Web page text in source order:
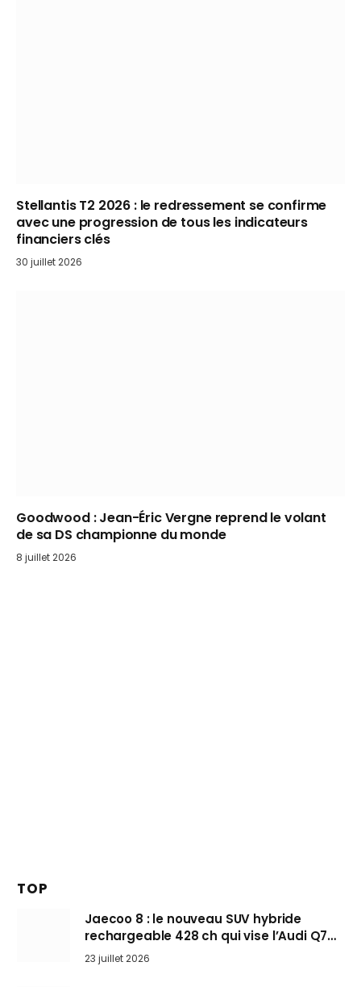
Stellantis T2 2026 : le redressement se confirme
avec une progression de tous les indicateurs
financiers clés
30 juillet 2026
Goodwood : Jean-Éric Vergne reprend le volant
de sa DS championne du monde
8 juillet 2026
TOP
Jaecoo 8 : le nouveau SUV hybride
rechargeable 428 ch qui vise l’Audi Q7
arrive en Europe cet automne
23 juillet 2026